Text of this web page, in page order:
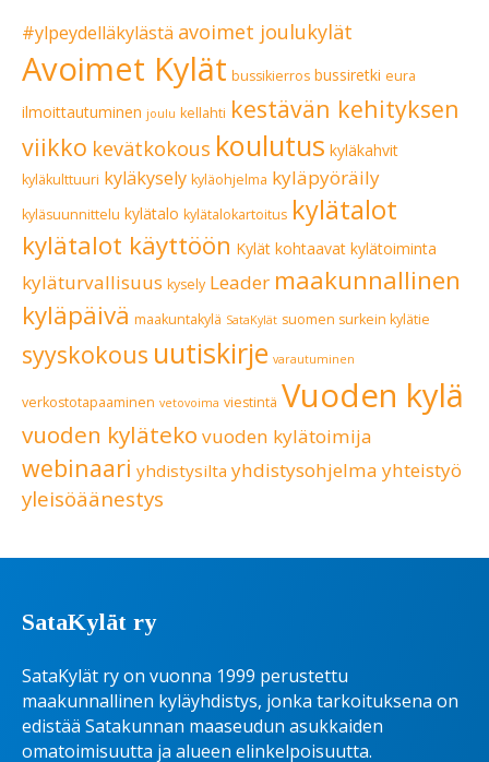
#ylpeydelläkylästä avoimet joulukylät
Avoimet Kylät bussikierros bussiretki eura
ilmoittautuminen joulu kellahti kestävän kehityksen
viikko kevätkokous koulutus kyläkahvit
kyläkulttuuri kyläkysely kyläohjelma kyläpyöräily
kyläsuunnittelu kylätalo kylätalokartoitus kylätalot
kylätalot käyttöön Kylät kohtaavat kylätoiminta
kyläturvallisuus kysely Leader maakunnallinen
kyläpäivä maakuntakylä SataKylät suomen surkein kylätie
syyskokous uutiskirje varautuminen
verkostotapaaminen vetovoima viestintä Vuoden kylä
vuoden kyläteko vuoden kylätoimija
webinaari yhdistysilta yhdistysohjelma yhteistyö
yleisöäänestys
SataKylät ry
SataKylät ry on vuonna 1999 perustettu
maakunnallinen kyläyhdistys, jonka tarkoituksena on
edistää Satakunnan maaseudun asukkaiden
omatoimisuutta ja alueen elinkelpoisuutta.